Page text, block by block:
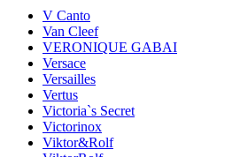
V Canto
Van Cleef
VERONIQUE GABAI
Versace
Versailles
Vertus
Victoria`s Secret
Victorinox
Viktor&Rolf